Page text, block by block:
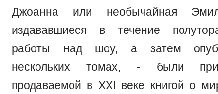
Джоанна или необычайная
издававшиеся в течение
работы над шоу, а затем
нескольких томах, - были
продаваемой в XXI веке книгой о